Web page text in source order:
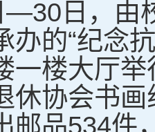
日，由校
办的“纪念
一楼大厅
休协会书
品534件，